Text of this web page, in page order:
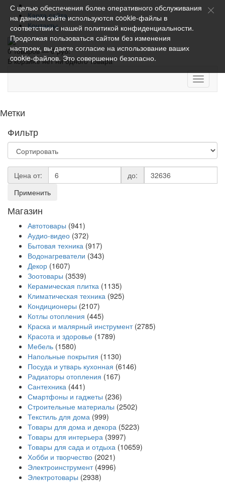
Карта сайта
Контакты
0 товаров — 0 руб.
В корзине нет ни одного товара
Toggle
Метки
Фильтр
Цена от:
до:
Применить
Магазин
Автотовары (941)
Аудио-видео (372)
Бытовая техника (917)
Водонагреватели (343)
Декор (1607)
Зоотовары (3539)
Керамическая плитка (1135)
Климатическая техника (925)
Кондиционеры (2107)
Котлы отопления (445)
Краска и малярный инструмент (2785)
Красота и здоровье (1789)
Мебель (1580)
Напольные покрытия (1130)
Посуда и утварь кухонная (6146)
Радиаторы отопления (167)
Сантехника (441)
Смартфоны и гаджеты (236)
Строительные материалы (2502)
Текстиль для дома (999)
Товары для дома и декора (5223)
Товары для интерьера (3997)
Товары для сада и отдыха (10659)
Хобби и творчество (2021)
Электроинструмент (4996)
Электротовары (2938)
С целью обеспечения более оперативного обслуживания
на данном сайте используются cookie-файлы в
соответствии с нашей политикой конфиденциальности.
Продолжая пользоваться сайтом без изменения
настроек, вы даете согласие на использование ваших
cookie-файлов. Это совершенно безопасно.